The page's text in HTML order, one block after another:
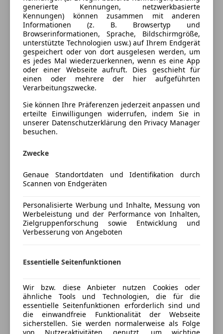
Luftfederung
Navigationssystem
Panoramadach
Schlüssellose Zentralverriegelung
Sitzheizung
Tempomat
Unterhaltung/Media
Bluetooth
Soundsystem
ABS
Abstandstempomat
Alarmanlage
Fahrerairbag
Fernlichtassistent
Isofix
Servolenkung
Extras
Alufelgen
Innenspiegel automatisch abblendend
neuwertiger Audi SQ8 mit Vollausstattung & wenig
Kilometer
inkl. Einparkhilfe vo./hi. mit Rückfahrkamera / Head-
Up Display / Navigationssystem HD / Bang & Olufsen
Soundsystem / Lederausstattung mit Sitzheizung /
Sportsitze mit elektr. Sitzverstellung inkl. Memory /
Panorama Glasschiebedach / Adaptive Air Suspension
/ Alarmanlage / Matrix LED Scheinwerfer / elektr.
Optikpaket schwarz plus / Servoschließung / abged.
Seitenscheiben / 22" Alufelgen usw.
Bei weiteren Fragen steht Ihnen unser
Verkaufspersonal gerne zur Verfügung. Gerne
nehmen wir auch Ihren Gebrauchtwagen in Zahlung.
*Nichtraucherpaket
*Gepäckraumabdeckung
Mehr anzeigen
Preisbewertung
Mehr anzeigen
Versicherung
Kfz-Versicherung
Versicherungsschutz an Ihre Bedürfnisse
Freischaden-Gutschein ab Stufe 0
Auto einfach online versichern & Rabatt holen
generierte Kennungen, netzwerkbasierte
Kennungen) können zusammen mit anderen
Informationen (z. B. Browsertyp und
Browserinformationen, Sprache, Bildschirmgröße,
unterstützte Technologien usw.) auf Ihrem Endgerät
gespeichert oder von dort ausgelesen werden, um
es jedes Mal wiederzuerkennen, wenn es eine App
oder einer Webseite aufruft. Dies geschieht für
einen oder mehrere der hier aufgeführten
Verarbeitungszwecke.
Sie können Ihre Präferenzen jederzeit anpassen und
erteilte Einwilligungen widerrufen, indem Sie in
unserer Datenschutzerklärung den Privacy Manager
besuchen.
Zwecke
Genaue Standortdaten und Identifikation durch
Scannen von Endgeräten
Personalisierte Werbung und Inhalte, Messung von
Werbeleistung und der Performance von Inhalten,
Zielgruppenforschung sowie Entwicklung und
Verbesserung von Angeboten
Essentielle Seitenfunktionen
Wir bzw. diese Anbieter nutzen Cookies oder
ähnliche Tools und Technologien, die für die
essentielle Seitenfunktionen erforderlich sind und
die einwandfreie Funktionalität der Webseite
sicherstellen. Sie werden normalerweise als Folge